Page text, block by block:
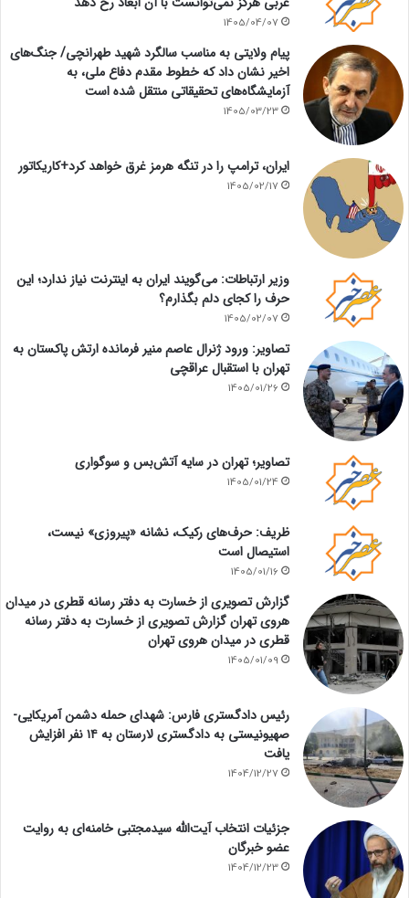
1405/04/07
پیام ولایتی به مناسب سالگرد شهید طهرانچی/ جنگ‌های
اخیر نشان داد که خطوط مقدم دفاع ملی، به
آزمایشگاه‌های تحقیقاتی منتقل شده است
1405/03/23
ایران، ترامپ را در تنگه هرمز غرق خواهد کرد+کاریکاتور
1405/02/17
وزیر ارتباطات: می‌گویند ایران به اینترنت نیاز ندارد؛ این
حرف را کجای دلم بگذارم؟
1405/02/07
تصاویر: ورود ژنرال عاصم منیر فرمانده ارتش پاکستان به
تهران با استقبال عراقچی
1405/01/26
تصاویر؛ تهران در سایه آتش‌بس و سوگواری
1405/01/24
ظریف: حرف‌های رکیک، نشانه «پیروزی» نیست،
استیصال است
1405/01/16
گزارش تصویری از خسارت به دفتر رسانه قطری در میدان
هروی تهران گزارش تصویری از خسارت به دفتر رسانه
قطری در میدان هروی تهران
1405/01/09
رئیس دادگستری فارس: شهدای حمله دشمن آمریکایی-
صهیونیستی به دادگستری لارستان به ۱۴ نفر افزایش
یافت
1404/12/27
جزئیات انتخاب آیت‌الله سیدمجتبی خامنه‌ای به روایت
عضو خبرگان
1404/12/23